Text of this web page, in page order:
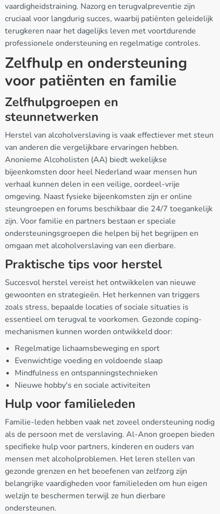
vaardigheidstraining. Nazorg en terugvalpreventie zijn
cruciaal voor langdurig succes, waarbij patiënten geleidelijk
terugkeren naar het dagelijks leven met voortdurende
professionele ondersteuning en regelmatige controles.
Zelfhulp en ondersteuning
voor patiënten en familie
Zelfhulpgroepen en
steunnetwerken
Herstel van alcoholverslaving is vaak effectiever met steun
van anderen die vergelijkbare ervaringen hebben.
Anonieme Alcoholisten (AA) biedt wekelijkse
bijeenkomsten door heel Nederland waar mensen hun
verhaal kunnen delen in een veilige, oordeel-vrije
omgeving. Naast fysieke bijeenkomsten zijn er online
steungroepen en forums beschikbaar die 24/7 toegankelijk
zijn. Voor familie en partners bestaan er speciale
ondersteuningsgroepen die helpen bij het begrijpen en
omgaan met alcoholverslaving van een dierbare.
Praktische tips voor herstel
Succesvol herstel vereist het ontwikkelen van nieuwe
gewoonten en strategieën. Het herkennen van triggers
zoals stress, bepaalde locaties of sociale situaties is
essentieel om terugval te voorkomen. Gezonde coping-
mechanismen kunnen worden ontwikkeld door:
Regelmatige lichaamsbeweging en sport
Evenwichtige voeding en voldoende slaap
Mindfulness en ontspanningstechnieken
Nieuwe hobby's en sociale activiteiten
Hulp voor familieleden
Familie-leden hebben vaak net zoveel ondersteuning nodig
als de persoon met de verslaving. Al-Anon groepen bieden
specifieke hulp voor partners, kinderen en ouders van
mensen met alcoholproblemen. Het leren stellen van
gezonde grenzen en het beoefenen van zelfzorg zijn
belangrijke vaardigheden voor familieleden om hun eigen
welzijn te beschermen terwijl ze hun dierbare
ondersteunen.